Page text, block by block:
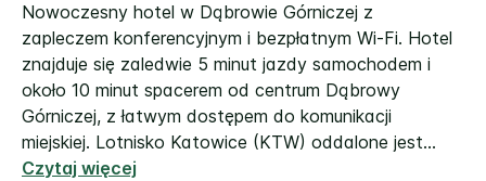
Nowoczesny hotel w Dąbrowie Górniczej z
zapleczem konferencyjnym i bezpłatnym Wi-Fi. Hotel
znajduje się zaledwie 5 minut jazdy samochodem i
około 10 minut spacerem od centrum Dąbrowy
Górniczej, z łatwym dostępem do komunikacji
miejskiej. Lotnisko Katowice (KTW) oddalone jest...
Czytaj więcej